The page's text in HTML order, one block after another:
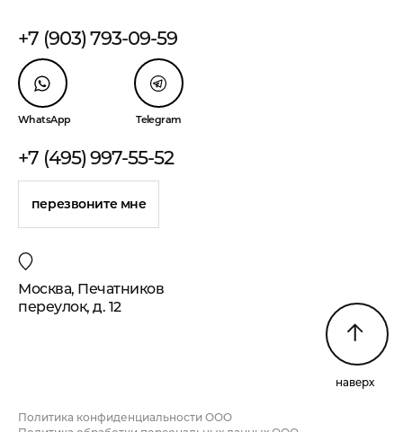
+7 (903) 793-09-59
WhatsApp Telegram
+7 (495) 997-55-52
перезвоните мне
Москва, Печатников
переулок, д. 12
наверх
Политика конфиденциальности ООО